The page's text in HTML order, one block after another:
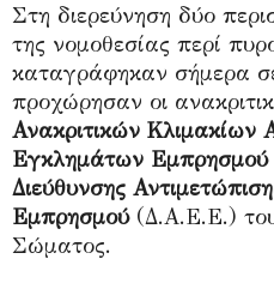
Στη διερεύνηση δύο
της νομοθεσίας περί
καταγράφηκαν σήμερα
προχώρησαν οι
Ανακριτικών Κλιμακίων
Εγκλημάτων Εμπρησμού
Διεύθυνσης
Εμπρησμού(Δ.Α.Ε.Ε.)
Σώματος.